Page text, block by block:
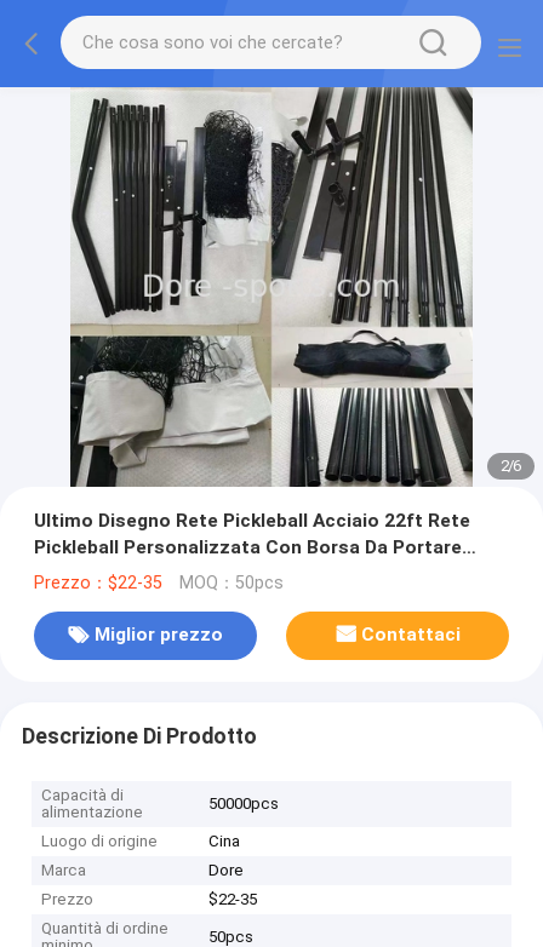
2/6
Ultimo Disegno Rete Pickleball Acciaio 22ft Rete
Pickleball Personalizzata Con Borsa Da Portare
Ingrosso
Prezzo：$22-35 MOQ：50pcs
Miglior prezzo Contattaci
Descrizione Di Prodotto
Capacità di
alimentazione
50000pcs
Luogo di origine
Cina
Marca
Dore
Prezzo
$22-35
Quantità di ordine
50pcs